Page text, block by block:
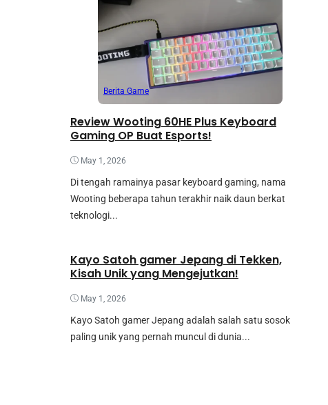
Berita Game
Review Wooting 60HE Plus Keyboard
Gaming OP Buat Esports!
May 1, 2026
Di tengah ramainya pasar keyboard gaming, nama
Wooting beberapa tahun terakhir naik daun berkat
teknologi...
Kayo Satoh gamer Jepang di Tekken,
Kisah Unik yang Mengejutkan!
May 1, 2026
Kayo Satoh gamer Jepang adalah salah satu sosok
paling unik yang pernah muncul di dunia...